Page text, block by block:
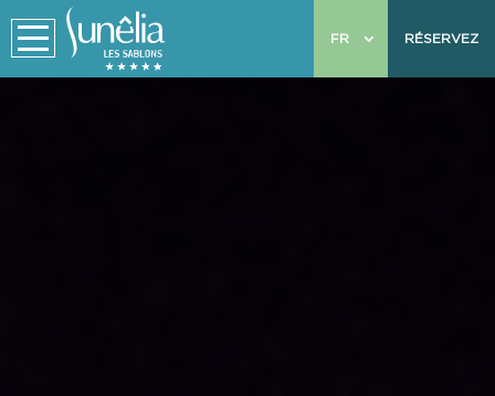
RÉSERVEZ
FR